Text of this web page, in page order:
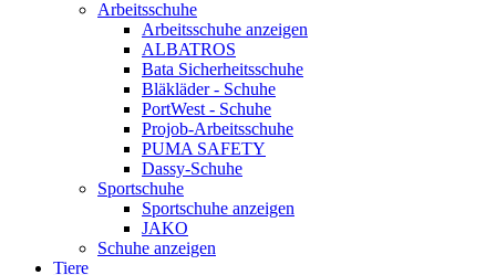
Arbeitsschuhe
Arbeitsschuhe anzeigen
ALBATROS
Bata Sicherheitsschuhe
Bläkläder - Schuhe
PortWest - Schuhe
Projob-Arbeitsschuhe
PUMA SAFETY
Dassy-Schuhe
Sportschuhe
Sportschuhe anzeigen
JAKO
Schuhe anzeigen
Tiere